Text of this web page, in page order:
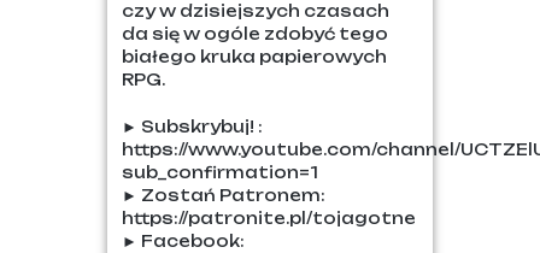
czy w dzisiejszych czasach
da się w ogóle zdobyć tego
białego kruka papierowych
RPG.
► Subskrybuj! :
https://www.youtube.com/channel/
sub_confirmation=1
► Zostań Patronem:
https://patronite.pl/tojagotne
► Facebook: